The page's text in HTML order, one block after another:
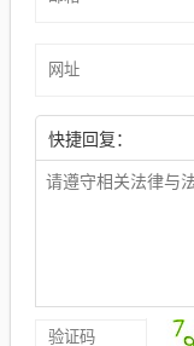
快捷回复：